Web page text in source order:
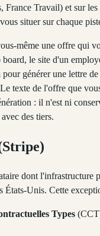
France Travail) et sur les
situer sur chaque
même une offre qui
le site d'un
générer une lettre
texte de l'offre que
: il n'est ni
des tiers.
dont l'infrastructure
États-Unis. Cette
Types